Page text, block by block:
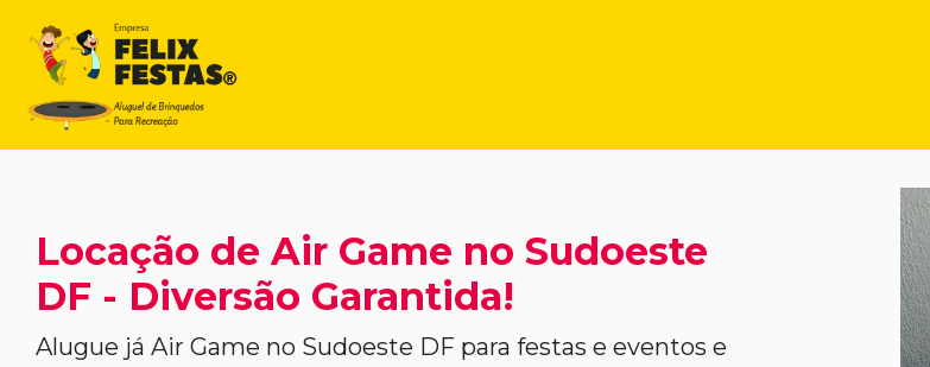
Locação de Air Game no Sudoeste
DF - Diversão Garantida!
Alugue já Air Game no Sudoeste DF para festas e eventos e